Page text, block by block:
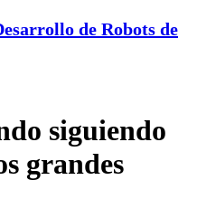
de Robots de
siguiendo
grandes